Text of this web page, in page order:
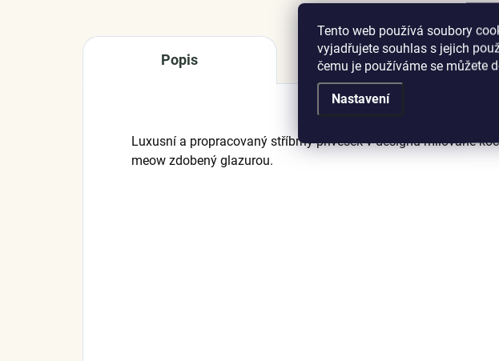
Tento web používá soubory
vyjadřujete souhlas s jejich
čemu je používáme se můžete
Nastavení
Popis Podobné (12)
Luxusní a propracovaný stříbrný přívěsek v designu milované
meow zdobený glazurou.